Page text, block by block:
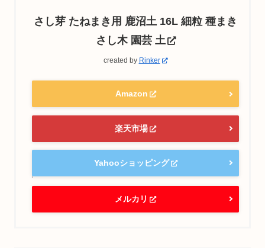
さし芽 たねまき用 鹿沼土 16L 細粒 種まき
さし木 園芸 土
created by Rinker
Amazon
楽天市場
Yahooショッピング
メルカリ